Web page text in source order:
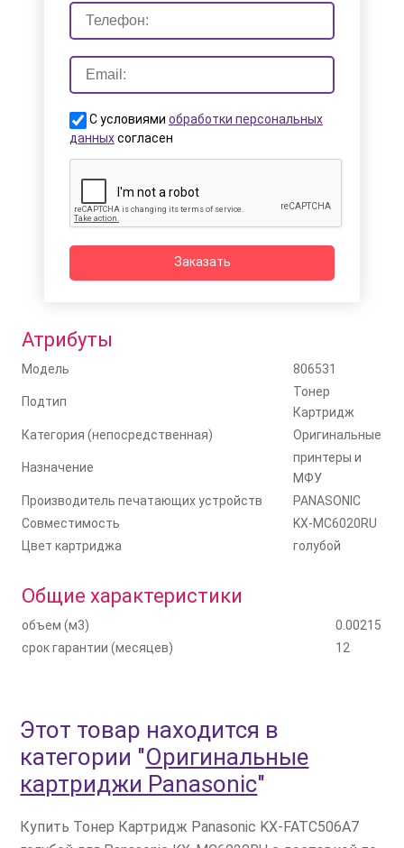
С условиями обработки персональных
данныхсогласен
Заказать
Атрибуты
Модель 806531
Подтип
Тонер
Картридж
Категория (непосредственная)
Оригинальные
Назначение
принтеры и
МФУ
Производитель печатающих устройств
PANASONIC
Совместимость
KX-MC6020RU
Цвет картриджа
голубой
Общие характеристики
объем (м3)
0.00215
срок гарантии (месяцев)
12
Этот товар находится в
категории "Оригинальные
картриджи Panasonic"
Купить Тонер Картридж Panasonic KX-FATC506A7